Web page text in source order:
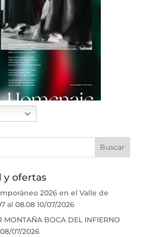
y ofertas
2026 en el Valle de
al 08.08 10/07/2026
MONTAÑA BOCA DEL INFIERNO
08/07/2026